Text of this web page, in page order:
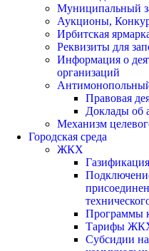
Муниципальный
Аукционы,
Ирбитская
Реквизиты для
Информация о
организаций
Правовая
Доклады об
Механизм
Городская среда
ЖКХ
Газификация
Программы
Тарифы
Субсидии